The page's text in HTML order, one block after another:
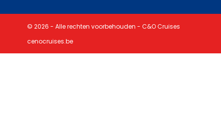
© 2026 - Alle rechten voorbehouden - C&O Cruises
cenocruises.be